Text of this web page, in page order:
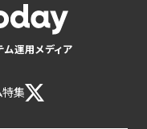
ム運用メディア
特集